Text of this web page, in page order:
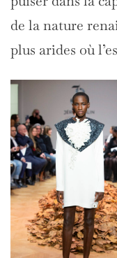
de la nature
plus arides où